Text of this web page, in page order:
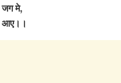
जग मे,
आए।।